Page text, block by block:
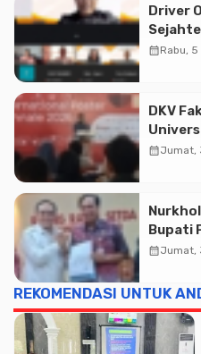
Driver
calendar_monthRabu,
DKV
Diskusi
calendar_monthJumat,
Bupati
calendar_monthJumat,
REKOMENDASI UNTUK